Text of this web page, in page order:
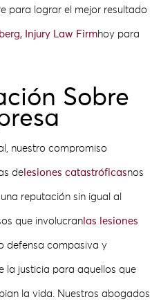
para lograr el mejor resultado
Injury Law Firmhoy para
Sobre
nuestro compromiso
de lesiones catastróficasnos
reputación sin igual al
que involucran las lesiones
defensa compasiva y
la justicia para aquellos que
la vida. Nuestros abogados